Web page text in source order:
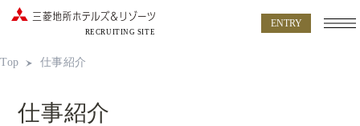
RECRUITING SITE
ENTRY
Top 仕事紹介
仕事紹介